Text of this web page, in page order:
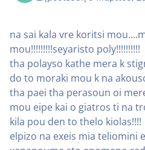
na sai kala vre koritsi
mou!!!!!!!!!seyaristo poly!!!!!!!!!!
tha polayso kathe mera k
do to moraki mou k na
tha paei tha perasoun oi
mou eipe kai o giatros ti na
kila pou den to thelo kiolas!!!!
elpizo na exeis mia teliomini